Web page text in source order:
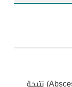
تحدث معظم حالات الإصابة بالخراج (بالإنجليزية: Abscess) نتيجة